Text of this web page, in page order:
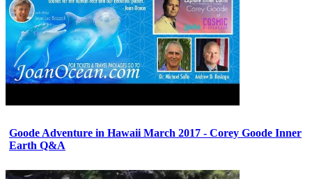
Goode Adventure in Hawaii March 2017 - Corey Goode Inner
Earth Q&A